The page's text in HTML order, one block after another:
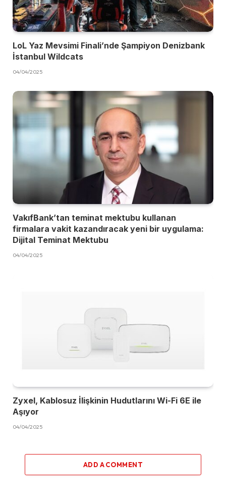
LoL Yaz Mevsimi Finali’nde Şampiyon Denizbank
İstanbul Wildcats
04/04/2025
VakıfBank’tan teminat mektubu kullanan
firmalara vakit kazandıracak yeni bir uygulama:
Dijital Teminat Mektubu
04/04/2025
Zyxel, Kablosuz İlişkinin Hudutlarını Wi-Fi 6E ile
Aşıyor
04/04/2025
ADD A COMMENT